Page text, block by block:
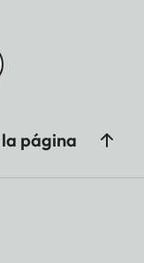
página